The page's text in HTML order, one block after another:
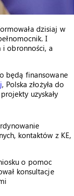
dzisiaj w
I
i obronności, a
będą finansowane
, Polska złożyła do
uzyskały
kontaktów z KE,
o pomoc
konsultacje